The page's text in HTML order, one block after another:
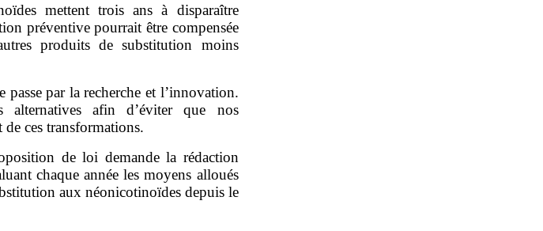
mettent trois ans à disparaître
préventive pourrait être compensée
produits de substitution moins
par la recherche et l’innovation.
afin d’éviter que nos
ces transformations.
de loi demande la rédaction
chaque année les moyens alloués
aux néonicotinoïdes depuis le